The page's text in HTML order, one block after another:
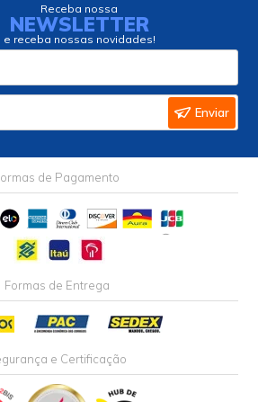
Receba nossa
NEWSLETTER
e receba nossas novidades!
Enviar
de Pagamento
Formas de Entrega
e Certificação